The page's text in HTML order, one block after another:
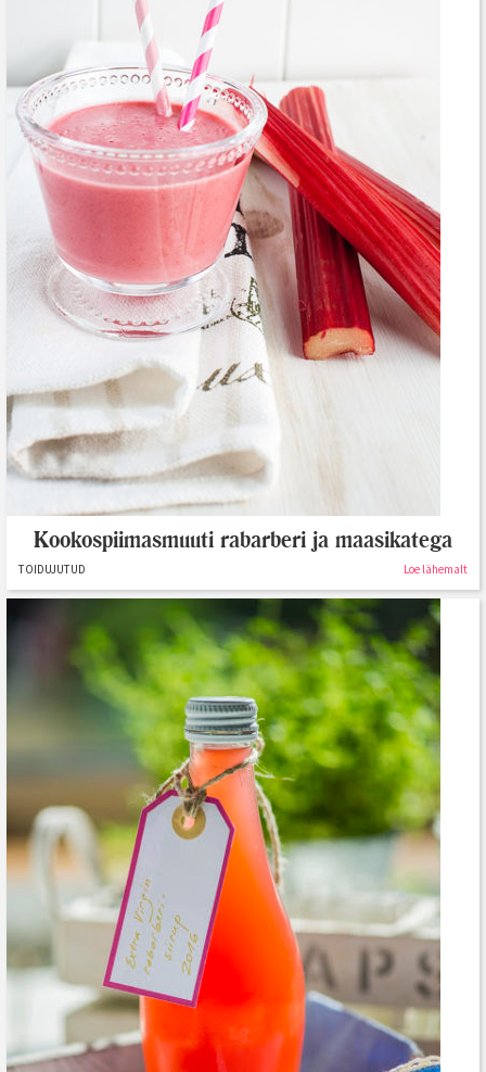
Kookospiimasmuuti rabarberi ja maasikatega
TOIDUJUTUD Loe lähemalt